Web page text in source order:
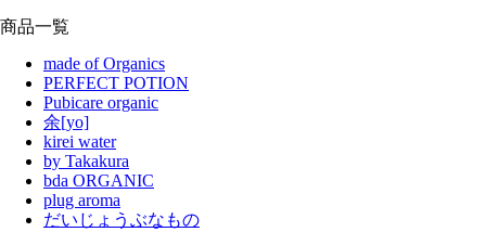
商品一覧
made of Organics
PERFECT POTION
Pubicare organic
余[yo]
kirei water
by Takakura
bda ORGANIC
plug aroma
だいじょうぶなもの